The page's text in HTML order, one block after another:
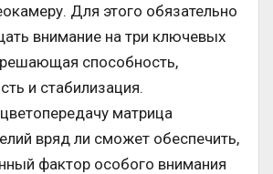
Для этого обязательно
внимание на три ключевых
способность,
и стабилизация.
матрица
вряд ли сможет обеспечить,
фактор особого внимания